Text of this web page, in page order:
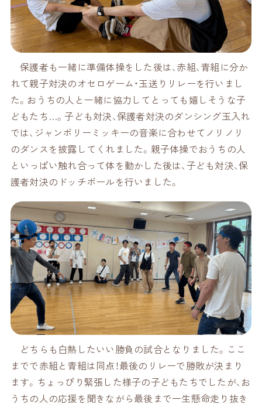
保護者も一緒に準備体操をした後は、赤組、青組に分か
れて親子対決のオセロゲーム・玉送りリレーを行いまし
た。おうちの人と一緒に協力してとっても嬉しそうな子
どもたち…。子ども対決、保護者対決のダンシング玉入れ
では、ジャンボリーミッキーの音楽に合わせてノリノリ
のダンスを披露してくれました。親子体操でおうちの人
といっぱい触れ合って体を動かした後は、子ども対決、保
護者対決のドッチボールを行いました。
どちらも白熱したいい勝負の試合となりました。ここ
までで赤組と青組は同点！最後のリレーで勝敗が決まり
ます。ちょっぴり緊張した様子の子どもたちでしたが、お
うちの人の応援を聞きながら最後まで一生懸命走り抜き